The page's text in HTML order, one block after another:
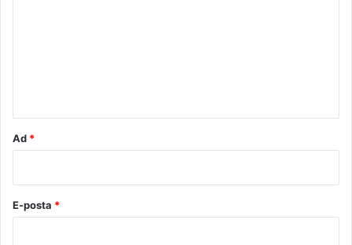
Ad *
E-posta *